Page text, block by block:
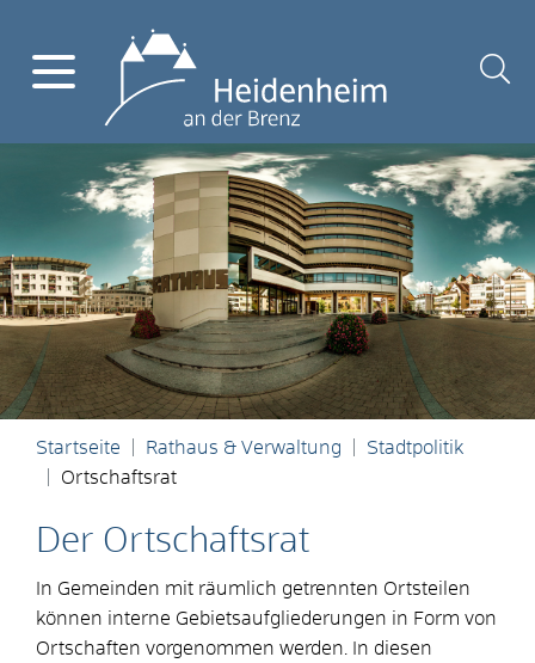
Startseite Rathaus & Verwaltung
Stadtpolitik
Ortschaftsrat
Der Ortschaftsrat
In Gemeinden mit räumlich getrennten Ortsteilen
können interne Gebietsaufgliederungen in Form von
Ortschaften vorgenommen werden. In diesen